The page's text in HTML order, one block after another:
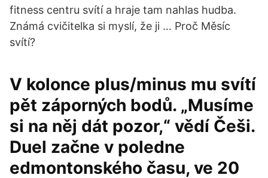
fitness centru svítí a hraje tam nahlas hudba.
Známá cvičitelka si myslí, že ji … Proč Měsíc
svítí?
V kolonce plus/minus mu svítí
pět záporných bodů. „Musíme
si na něj dát pozor,“ vědí Češi.
Duel začne v poledne
edmontonského času, ve 20